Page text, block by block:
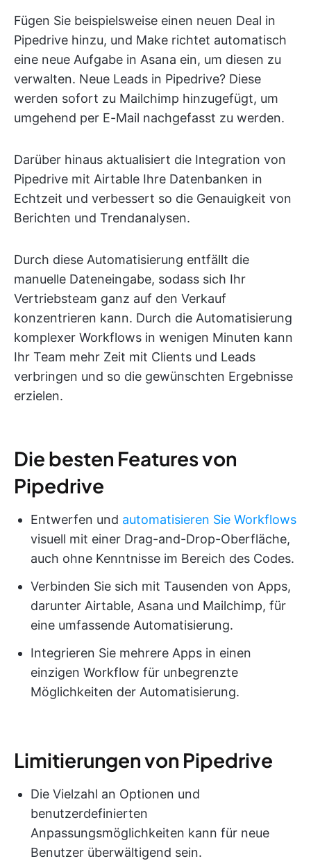
Fügen Sie beispielsweise einen neuen Deal in
Pipedrive hinzu, und Make richtet automatisch
eine neue Aufgabe in Asana ein, um diesen zu
verwalten. Neue Leads in Pipedrive? Diese
werden sofort zu Mailchimp hinzugefügt, um
umgehend per E-Mail nachgefasst zu werden.
Darüber hinaus aktualisiert die Integration von
Pipedrive mit Airtable Ihre Datenbanken in
Echtzeit und verbessert so die Genauigkeit von
Berichten und Trendanalysen.
Durch diese Automatisierung entfällt die
manuelle Dateneingabe, sodass sich Ihr
Vertriebsteam ganz auf den Verkauf
konzentrieren kann. Durch die Automatisierung
komplexer Workflows in wenigen Minuten kann
Ihr Team mehr Zeit mit Clients und Leads
verbringen und so die gewünschten Ergebnisse
erzielen.
Die besten Features von
Pipedrive
Entwerfen und automatisieren Sie Workflows
visuell mit einer Drag-and-Drop-Oberfläche,
auch ohne Kenntnisse im Bereich des Codes.
Verbinden Sie sich mit Tausenden von Apps,
darunter Airtable, Asana und Mailchimp, für
eine umfassende Automatisierung.
Integrieren Sie mehrere Apps in einen
einzigen Workflow für unbegrenzte
Möglichkeiten der Automatisierung.
Limitierungen von Pipedrive
Die Vielzahl an Optionen und
benutzerdefinierten
Anpassungsmöglichkeiten kann für neue
Benutzer überwältigend sein.